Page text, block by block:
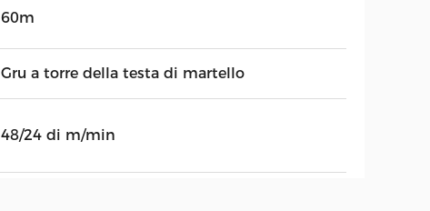
60m
Gru a torre della testa di martello
48/24 di m/min